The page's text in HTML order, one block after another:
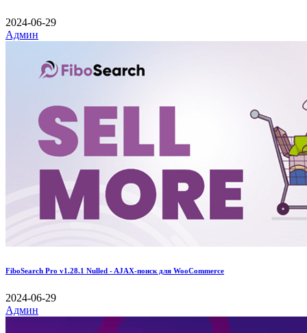
2024-06-29
Админ
FiboSearch Pro v1.28.1 Nulled - AJAX-поиск для WooCommerce
2024-06-29
Админ